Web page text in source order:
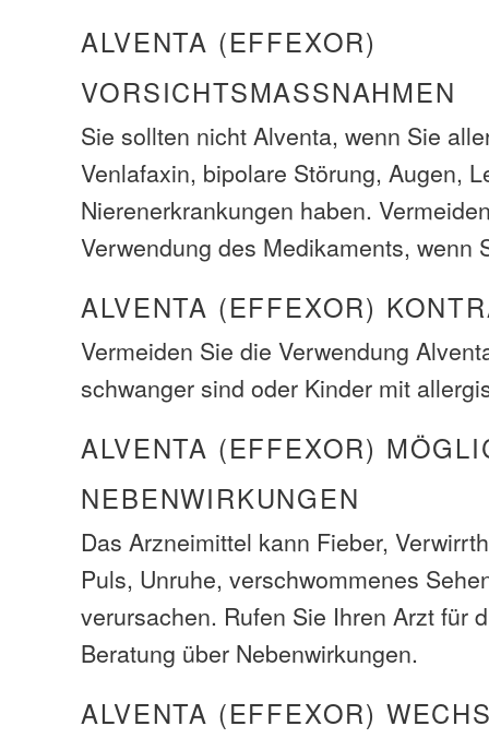
ALVENTA (EFFEXOR)
VORSICHTSMASSNAHMEN
Sie sollten nicht Alventa, wenn Sie
Venlafaxin, bipolare Störung, Augen,
Nierenerkrankungen haben.
Verwendung des Medikaments, wenn
ALVENTA (EFFEXOR)
Vermeiden Sie die Verwendung
schwanger sind oder Kinder mit
ALVENTA (EFFEXOR)
NEBENWIRKUNGEN
Das Arzneimittel kann Fieber,
Puls, Unruhe, verschwommenes
verursachen. Rufen Sie Ihren Arzt für
Beratung über Nebenwirkungen.
ALVENTA (EFFEXOR)